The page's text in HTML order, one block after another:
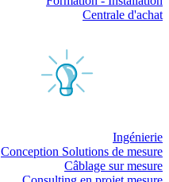
Centrale d'achat
Ingénierie
Conception Solutions de mesure
Câblage sur mesure